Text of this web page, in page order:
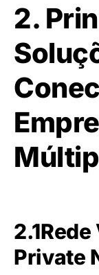
2.
Private